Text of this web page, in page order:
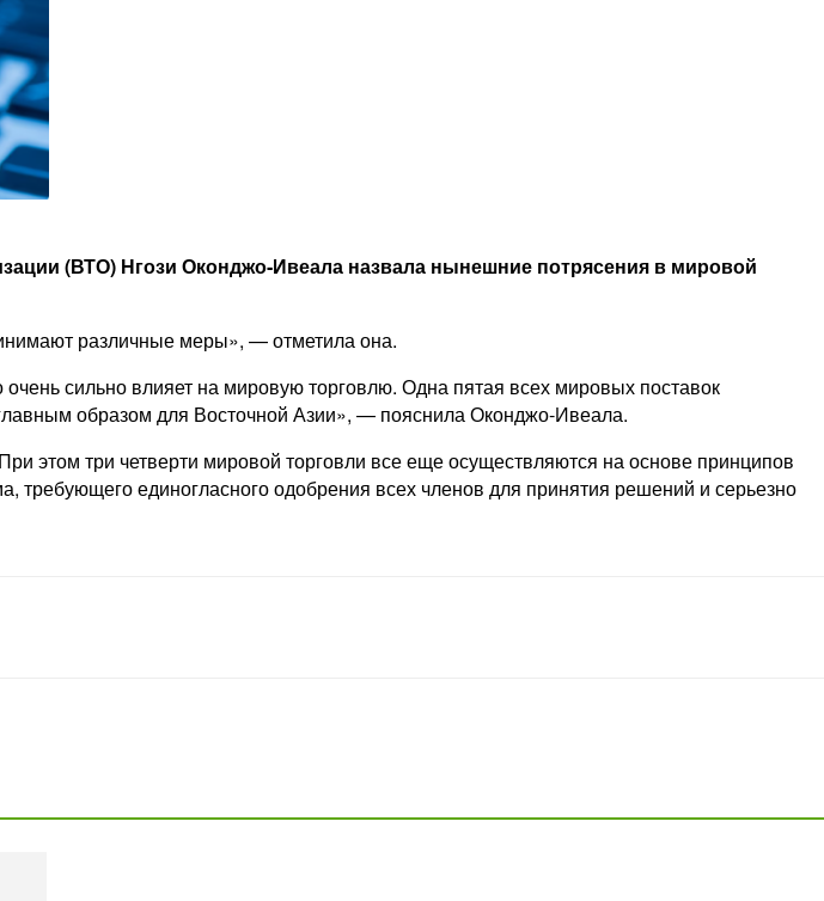
(ВТО) Нгози Оконджо‑Ивеала назвала нынешние потрясения в мировой
различные меры», — отметила она.
сильно влияет на мировую торговлю. Одна пятая всех мировых поставок
образом для Восточной Азии», — пояснила Оконджо‑Ивеала.
этом три четверти мировой торговли все еще осуществляются на основе принципов
единогласного одобрения всех членов для принятия решений и серьезно